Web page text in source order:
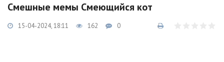
Смешные мемы Смеющийся кот
15-04-2024, 18:11 162 0